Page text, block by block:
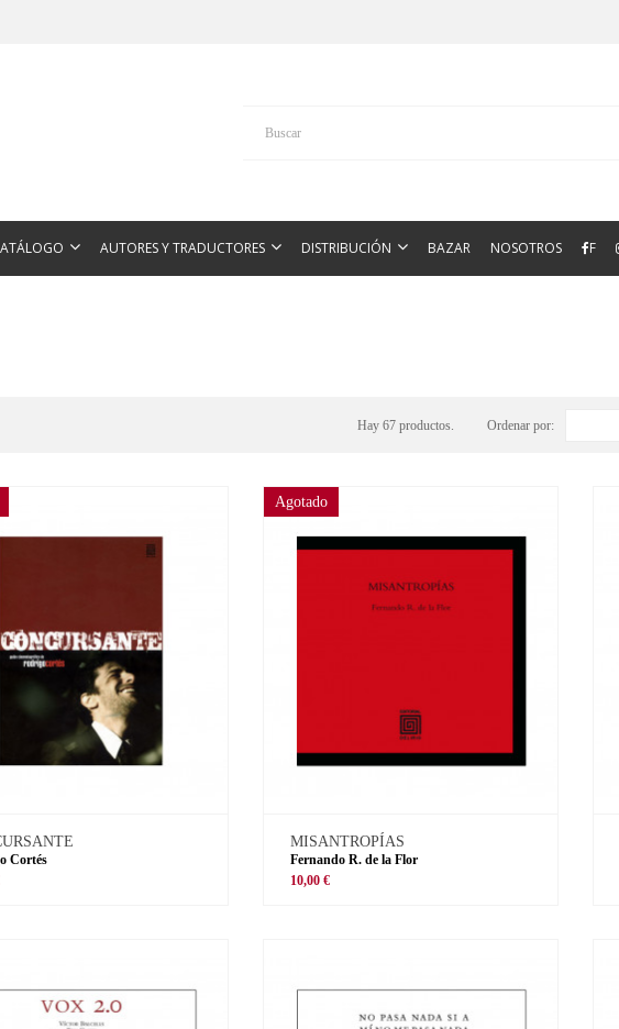
AUTORES Y TRADUCTORES DISTRIBUCIÓN BAZAR NOSOTROS F
Hay 67 productos. Ordenar por:
Cortés
Agotado
MISANTROPÍAS
Fernando R. de la Flor
10,00 €